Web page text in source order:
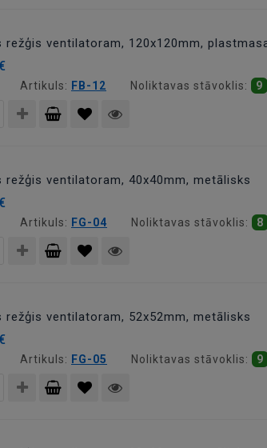
režģis ventilatoram, 120x120mm,
Artikuls: FB-12 Noliktavas stāvoklis: 9
režģis ventilatoram, 40x40mm, metālisks
Artikuls: FG-04 Noliktavas stāvoklis: 8
režģis ventilatoram, 52x52mm, metālisks
Artikuls: FG-05 Noliktavas stāvoklis: 9